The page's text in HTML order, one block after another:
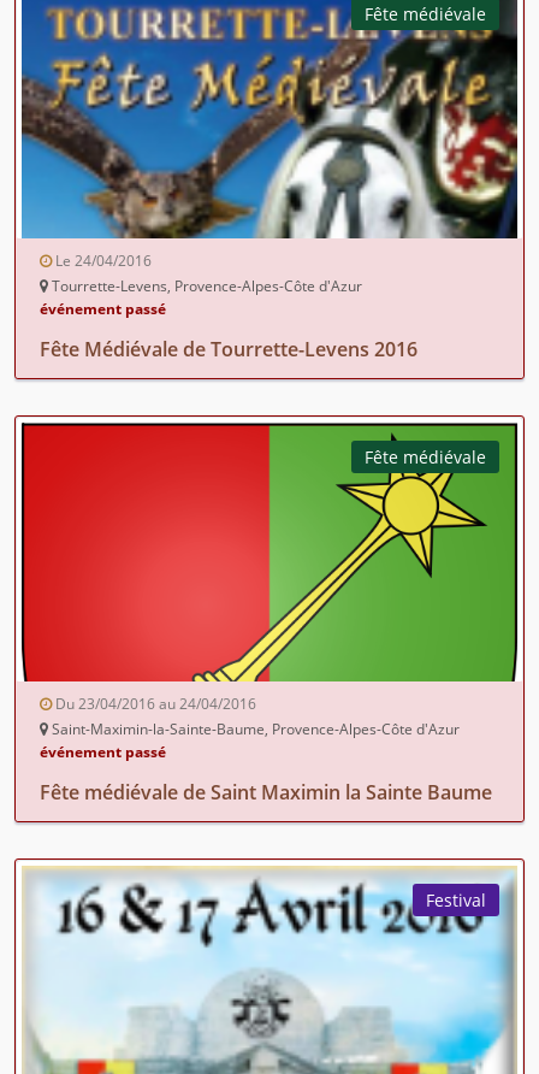
Fête médiévale
Le 24/04/2016
Tourrette-Levens, Provence-Alpes-Côte d'Azur
événement passé
Fête Médiévale de Tourrette-Levens 2016
Fête médiévale
Du 23/04/2016 au 24/04/2016
Saint-Maximin-la-Sainte-Baume, Provence-Alpes-Côte d'Azur
événement passé
Fête médiévale de Saint Maximin la Sainte Baume
Festival